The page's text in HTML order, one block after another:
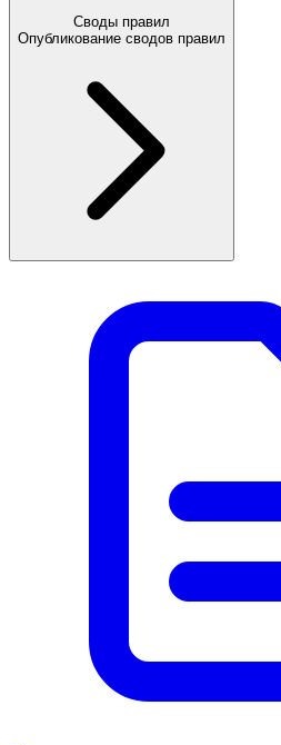
Своды правил
Опубликование сводов правил